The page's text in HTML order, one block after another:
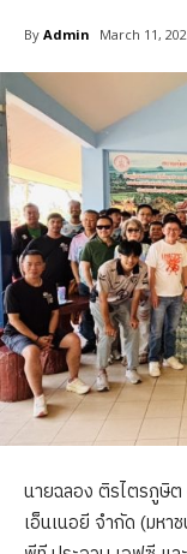
By Admin March 11,
นายฉลอง ติรไตรภูษิ
เอ็นเนอยี จำกัด (มห